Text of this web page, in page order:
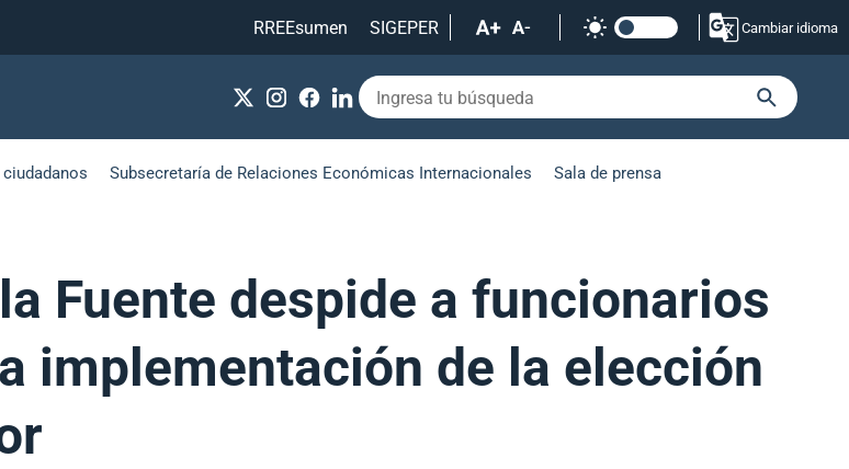
RREEsumen
SIGEPER Cambiar idioma
Subsecretaría de Relaciones Económicas Internacionales Sala de prensa
Fuente despide a funcionarios
implementación de la elección